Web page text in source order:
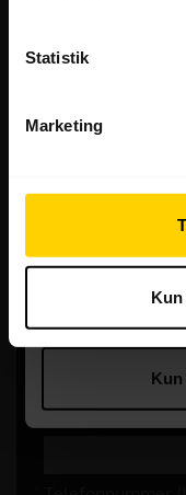
Statistik
Marketing